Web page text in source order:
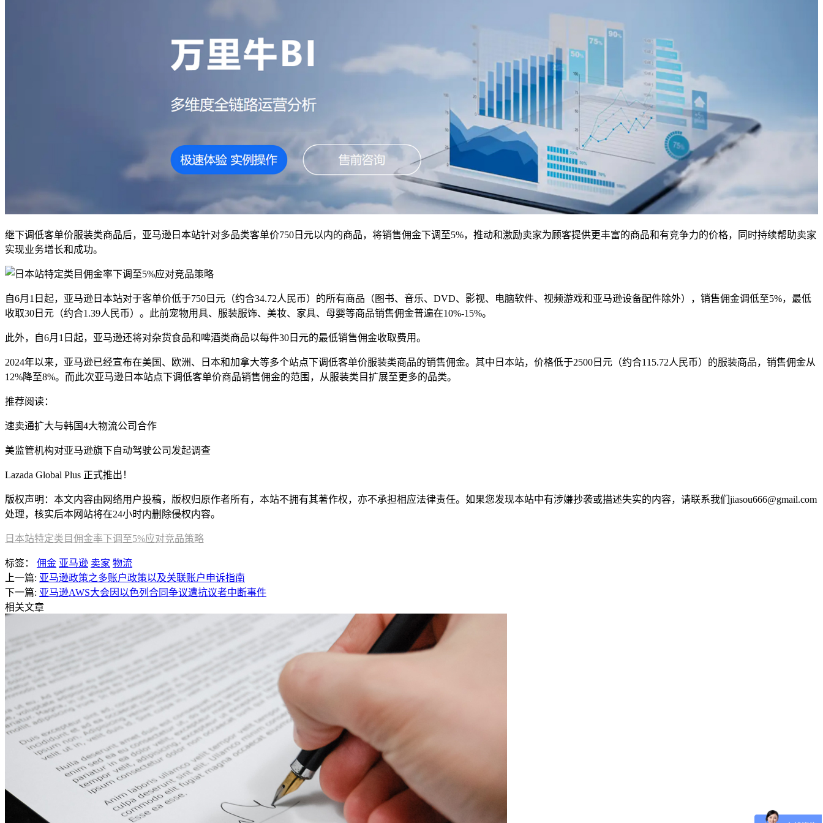
继下调低客单价服装类商品后，亚马逊日本站针对多品类客单价750日元以内的商品，将销售佣金下调至5%，推动和激励卖家为顾客提供更丰富的商品和有竞争力的价格，同时持续帮助卖家
实现业务增长和成功。
自6月1日起，亚马逊日本站对于客单价低于750日元（约合34.72人民币）的所有商品（图书、音乐、DVD、影视、电脑软件、视频游戏和亚马逊设备配件除外），销售佣金调低至5%，最低
收取30日元（约合1.39人民币）。此前宠物用具、服装服饰、美妆、家具、母婴等商品销售佣金普遍在10%-15%。
此外，自6月1日起，亚马逊还将对杂货食品和啤酒类商品以每件30日元的最低销售佣金收取费用。
2024年以来，亚马逊已经宣布在美国、欧洲、日本和加拿大等多个站点下调低客单价服装类商品的销售佣金。其中日本站，价格低于2500日元（约合115.72人民币）的服装商品，销售佣金从
12%降至8%。而此次亚马逊日本站点下调低客单价商品销售佣金的范围，从服装类目扩展至更多的品类。
推荐阅读：
速卖通扩大与韩国4大物流公司合作
美监管机构对亚马逊旗下自动驾驶公司发起调查
Lazada Global Plus 正式推出！
版权声明：本文内容由网络用户投稿，版权归原作者所有，本站不拥有其著作权，亦不承担相应法律责任。如果您发现本站中有涉嫌抄袭或描述失实的内容，请联系我们jiasou666@gmail.com
处理，核实后本网站将在24小时内删除侵权内容。
日本站特定类目佣金率下调至5%应对竞品策略
标签： 佣金 亚马逊 卖家 物流
上一篇: 亚马逊政策之多账户政策以及关联账户申诉指南
下一篇: 亚马逊AWS大会因以色列合同争议遭抗议者中断事件
相关文章